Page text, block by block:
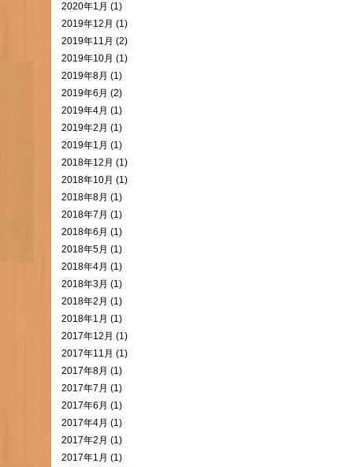
2020年1月 (1)
2019年12月 (1)
2019年11月 (2)
2019年10月 (1)
2019年8月 (1)
2019年6月 (2)
2019年4月 (1)
2019年2月 (1)
2019年1月 (1)
2018年12月 (1)
2018年10月 (1)
2018年8月 (1)
2018年7月 (1)
2018年6月 (1)
2018年5月 (1)
2018年4月 (1)
2018年3月 (1)
2018年2月 (1)
2018年1月 (1)
2017年12月 (1)
2017年11月 (1)
2017年8月 (1)
2017年7月 (1)
2017年6月 (1)
2017年4月 (1)
2017年2月 (1)
2017年1月 (1)